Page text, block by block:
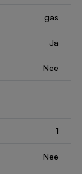
gas
Ja
Nee
1
Nee